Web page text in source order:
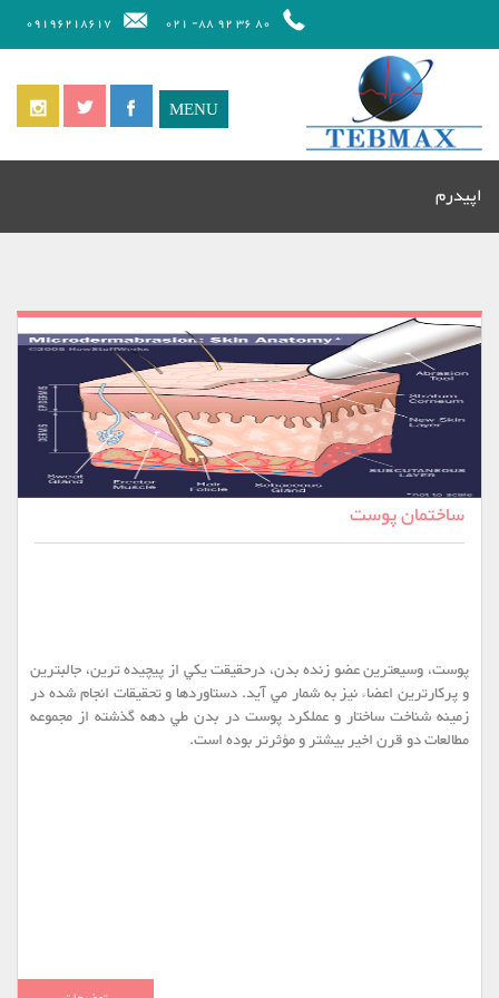
09196218617
اپيدرم
ساختمان پوست
پوست، وسيعترين عضو زنده بدن، درحقيقت يكي از پيچيده ترين، جالبترين
و پركارترين اعضاء نيز به شمار مي آيد. دستاوردها و تحقيقات انجام شده در
زمينه شناخت ساختار و عملكرد پوست در بدن طي دهه گذشته از مجموعه
مطالعات دو قرن اخير بيشتر و مؤثرتر بوده است.